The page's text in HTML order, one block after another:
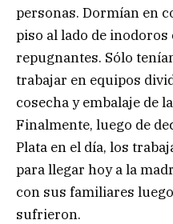
personas. Dormían en
piso al lado de
repugnantes. Sólo
trabajar en equipos
cosecha y embalaje de
Finalmente, luego de
Plata en el día, los
para llegar hoy a la
con sus familiares
sufrieron.